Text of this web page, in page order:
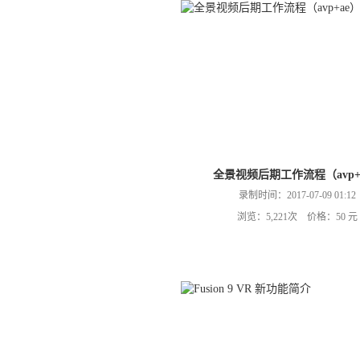
全景视频后期工作流程（
录制时间：2017-07-09 01:12
浏览：5,221次 价格：50 元